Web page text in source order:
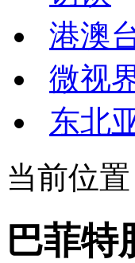
港澳
微视
东北
当前位置
巴菲特